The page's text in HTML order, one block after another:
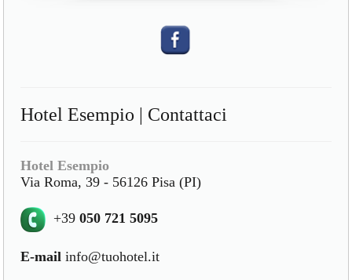
Hotel Esempio | Contattaci
Hotel Esempio
Via Roma, 39 - 56126 Pisa (PI)
+39050 721 5095
E-mail info@tuohotel.it